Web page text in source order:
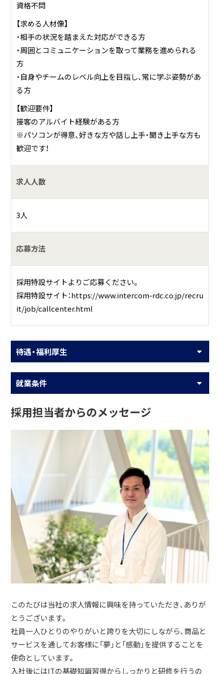
資格不問
【求める人材像】
・相手の状況を踏まえた対応ができる方
・周囲とコミュニケーションを取って業務を進められる
方
・自身やチームのレベル向上を目指し、常に学ぶ姿勢があ
る方
【歓迎要件】
接客のアルバイト経験がある方
※パソコンが得意、好きな方や話し上手・聞き上手な方も
歓迎です！
求人人数
3人
応募方法
採用特設サイトよりご応募ください。
採用特設サイト：https://www.intercom-rdc.co.jp/recru
it/job/callcenter.html
待遇・福利厚生
就業条件
採用担当者からのメッセージ
このたびは当社の求人情報に興味を持っていただき、ありが
とうございます。
社員一人ひとりのやりがいと誇りを大切にしながら、商品と
サービスを通してお客様に「夢」と「感動」を提供することを
使命としています。
入社後にはITの基礎知識習得からしっかりと研修を行うの